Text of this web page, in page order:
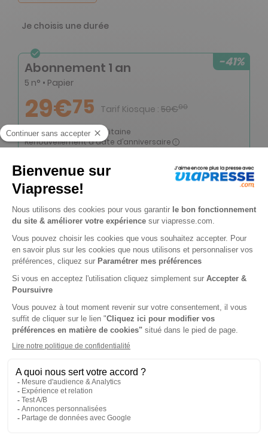
Je choisis une durée
-41%
Abonnement 1 an
5 n° • Papier
29€75 Tarif Kiosque : 50€00
Tarif France métropolitaine
Renouvellement à date d’anniversaire
-32%
Abonnement 1 an
5 n° • Papier + numérique
34€00 Tarif Kiosque :50€ 00
Tarif France métropolitaine
Renouvellement à date d’anniversaire
-50%
Abonnement Durée libre
Papier
4€50 Tarif Kiosque : 9€00
Prix par n° pendant 6 mois, puis 6,40 € par n°
Présentation du magazine Tennis Magazine